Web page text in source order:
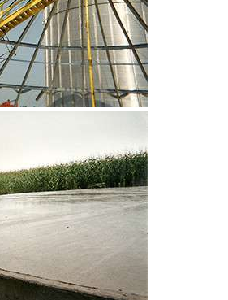
POUR AGRANDIR